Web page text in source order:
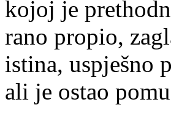
kojoj je
rano propio,
istina, uspješno
ali je ostao